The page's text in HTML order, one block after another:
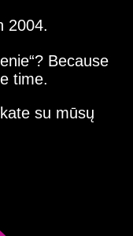
2004.
? Because
time.
su mūsų